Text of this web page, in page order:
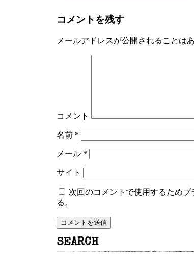
コメントを残す
メールアドレスが公開されることは
コメント
名前 *
メール *
サイト
次回のコメントで使用するため
る。
SEARCH